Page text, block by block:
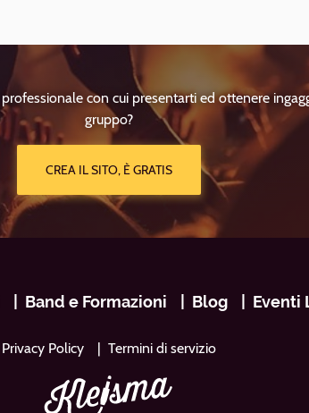
con cui presentarti ed ottenere
gruppo?
CREA IL SITO, È GRATIS
Band e Formazioni Blog Eventi
Privacy Policy Termini di servizio